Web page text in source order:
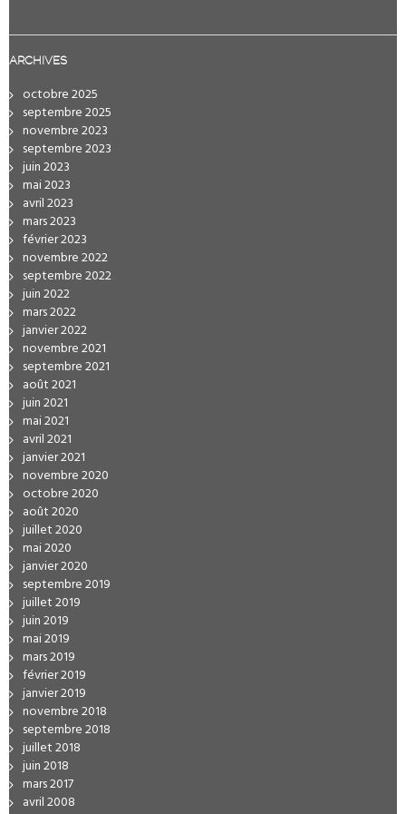
ARCHIVES
octobre 2025
septembre 2025
novembre 2023
septembre 2023
juin 2023
mai 2023
avril 2023
mars 2023
février 2023
novembre 2022
septembre 2022
juin 2022
mars 2022
janvier 2022
novembre 2021
septembre 2021
août 2021
juin 2021
mai 2021
avril 2021
janvier 2021
novembre 2020
octobre 2020
août 2020
juillet 2020
mai 2020
janvier 2020
septembre 2019
juillet 2019
juin 2019
mai 2019
mars 2019
février 2019
janvier 2019
novembre 2018
septembre 2018
juillet 2018
juin 2018
mars 2017
avril 2008